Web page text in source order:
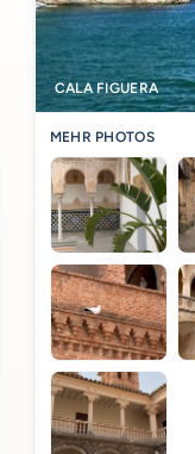
CALA FIGUERA
MEHR PHOTOS